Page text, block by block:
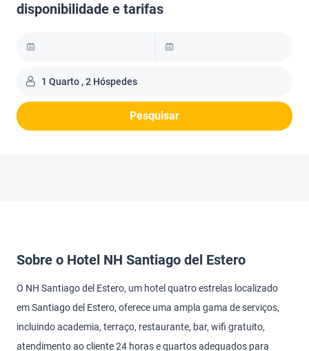
disponibilidade e tarifas
1 Quarto , 2 Hóspedes
Pesquisar
Sobre o Hotel NH Santiago del Estero
O NH Santiago del Estero, um hotel quatro estrelas localizado
em Santiago del Estero, oferece uma ampla gama de serviços,
incluindo academia, terraço, restaurante, bar, wifi gratuito,
atendimento ao cliente 24 horas e quartos adequados para